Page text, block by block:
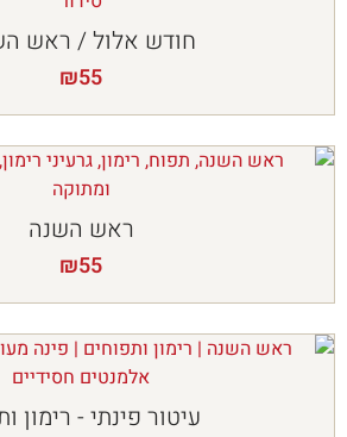
חודש אלול / ראש
₪55
ראש השנה
₪55
עיטור פינתי - רימון